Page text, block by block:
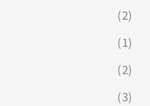
(2)
(1)
(2)
(3)